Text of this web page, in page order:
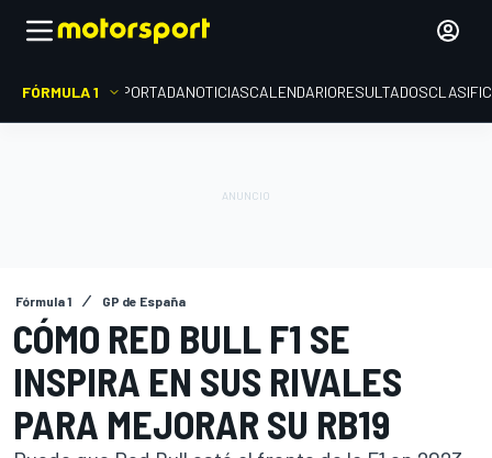
FÓRMULA 1 PORTADANOTICIASCALENDARIORESULTADOS
Fórmula 1 GP de España
CÓMO RED BULL F1 SE
INSPIRA EN SUS RIVALES
PARA MEJORAR SU RB19